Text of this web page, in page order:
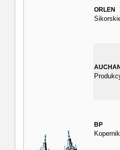
ORLEN
BP